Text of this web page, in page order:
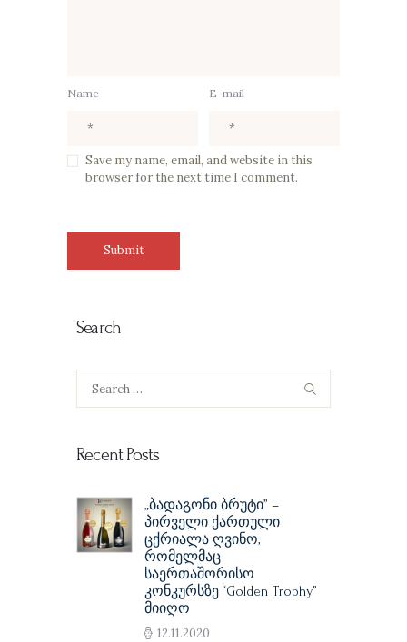
Name E-mail
Save my name, email, and website in this
browser for the next time I comment.
Search
Recent Posts
„ბადაგონი ბრუტი” –
პირველი ქართული
ცქრიალა ღვინო,
რომელმაც
საერთაშორისო
კონკურსზე “Golden Trophy”
მიიღო
12.11.2020